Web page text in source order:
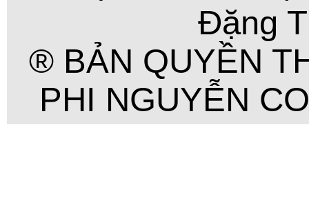
Đặng
® BẢN QUYỀN
PHI NGUYỄN